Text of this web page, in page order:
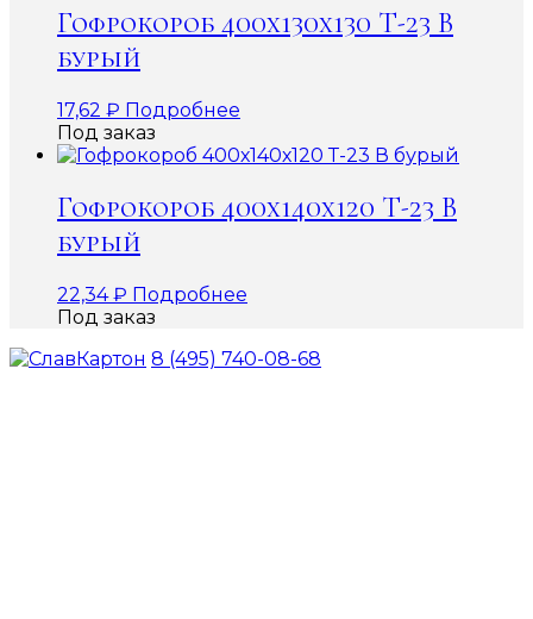
Гофрокороб 400х130х130 Т-23 В
бурый
17,62 ₽ Подробнее
Под заказ
Гофрокороб 400х140х120 Т-23 В
бурый
22,34₽ Подробнее
Под заказ
8 (495) 740-08-68